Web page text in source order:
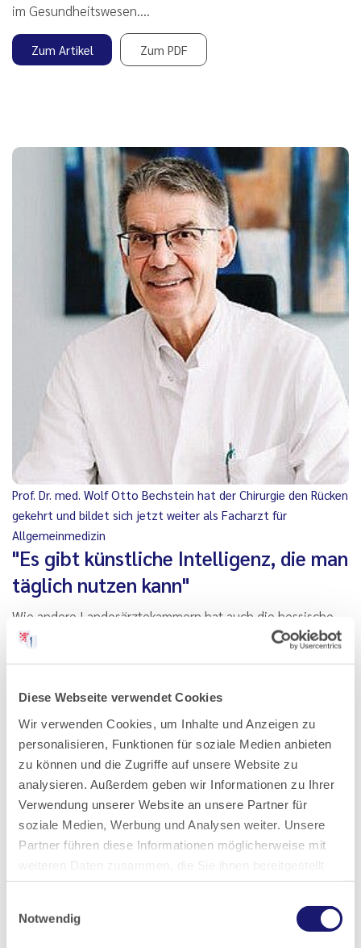
Diese Webseite verwendet Cookies
Wir verwenden Cookies, um Inhalte und Anzeigen zu
personalisieren, Funktionen für soziale Medien anbieten
zu können und die Zugriffe auf unsere Website zu
analysieren. Außerdem geben wir Informationen zu Ihrer
Verwendung unserer Website an unsere Partner für
soziale Medien, Werbung und Analysen weiter. Unsere
Partner führen diese Informationen möglicherweise mit
haben oder die sie im Rahmen Ihrer Nutzung der Dienste
Notwendig
im Gesundheitswesen.…
Zum Artikel Zum PDF
Prof. Dr. med. Wolf Otto Bechstein hat der Chirurgie den Rücken
gekehrt und bildet sich jetzt weiter als Facharzt für
Allgemeinmedizin
"Es gibt künstliche Intelligenz, die man
täglich nutzen kann"
Wie andere Landesärztekammern hat auch die hessische
Kammer klinischen Fachärzten die Möglichkeit eröffnet,
Bechstein. Er leitete bis zu seiner Emeritierung 2024 die
Klinik für Allgemein-,…
Zum Artikel Zum PDF